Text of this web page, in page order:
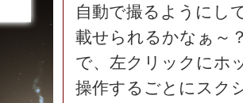
自動で撮るようにし
載せられるかなぁ～
で、左クリックにホ
操作するごとにスク